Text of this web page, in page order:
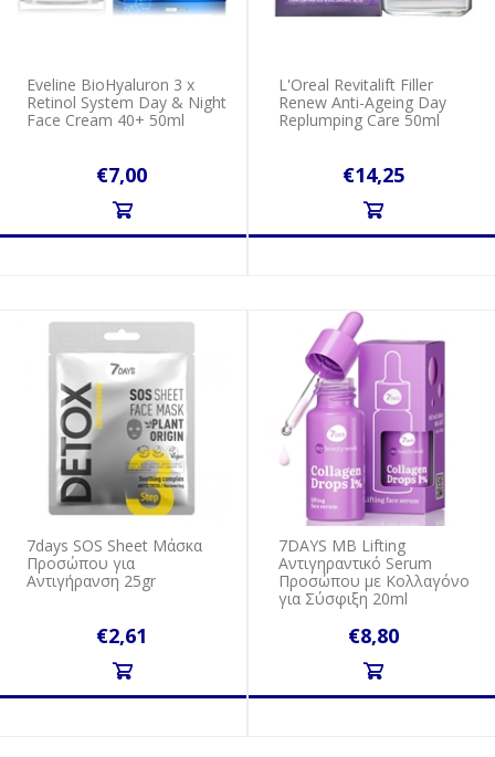
Eveline BioHyaluron 3 x
Retinol System Day & Night
Face Cream 40+ 50ml
€7,00
L'Oreal Revitalift Filler
Renew Anti-Ageing Day
Replumping Care 50ml
€14,25
7days SOS Sheet Μάσκα
Προσώπου για
Αντιγήρανση 25gr
€2,61
7DAYS MB Lifting
Αντιγηραντικό Serum
Προσώπου με Κολλαγόνο
για Σύσφιξη 20ml
€8,80